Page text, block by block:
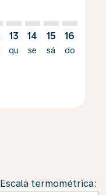
13
qu
14
se
15
sá
16
do
Escala termométrica: